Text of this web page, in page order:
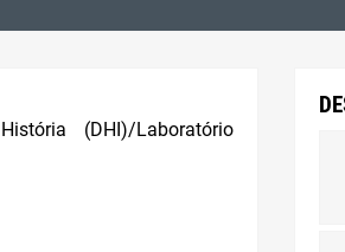
(DHI)/Laboratório